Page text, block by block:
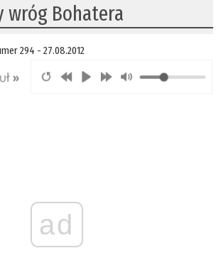
wróg Bohatera
294 - 27.08.2012
ad